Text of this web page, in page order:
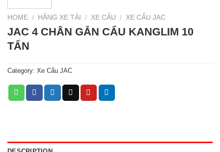
HOME / HÃNG XE TẢI / XE CẨU / XE CẨU JAC
JAC 4 CHÂN GẮN CẨU KANGLIM 10
TẤN
Category: Xe Cẩu JAC